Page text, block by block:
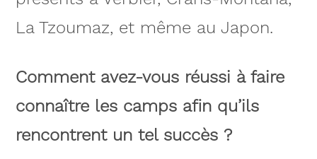
La Tzoumaz, et même au Japon.
Comment avez-vous réussi à faire
connaître les camps afin qu’ils
rencontrent un tel succès ?